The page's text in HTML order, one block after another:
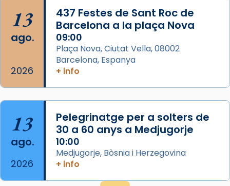
View on Facebook · Share
13
ago.
2026
437 Festes de Sant Roc de
Barcelona a la plaça Nova
09:00
Plaça Nova, Ciutat Vella, 08002
Barcelona, Espanya
+ info
13
ago.
2026
Pelegrinatge per a solters de
30 a 60 anys a Medjugorje
10:00
Medjugorje, Bòsnia i Herzegovina
+ info